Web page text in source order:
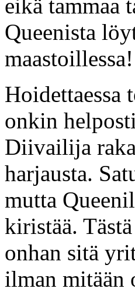
eikä tammaa
Queenista
maastoillessa!
Hoidettaessa
onkin
Diivailija
harjausta.
mutta
kiristää.
onhan sitä
ilman mitään